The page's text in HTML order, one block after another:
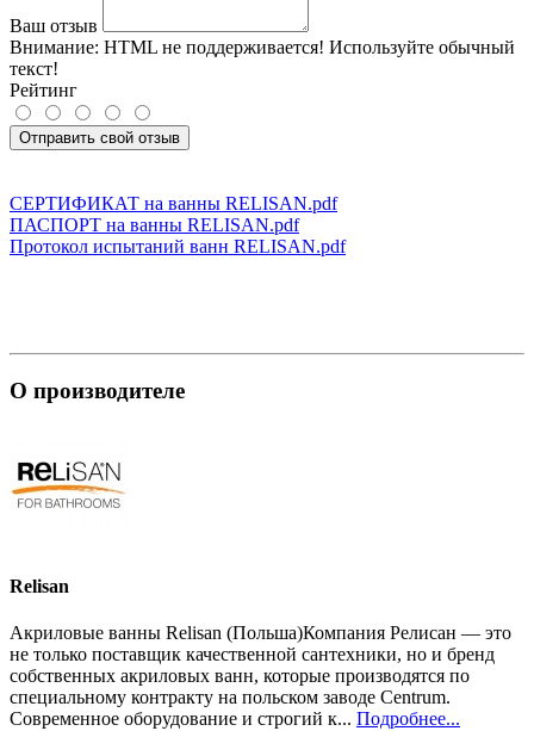
Ваш отзыв
Внимание: HTML не поддерживается! Используйте обычный
текст!
Рейтинг
Отправить свой отзыв
СЕРТИФИКАТ на ванны RELISAN.pdf
ПАСПОРТ на ванны RELISAN.pdf
Протокол испытаний ванн RELISAN.pdf
О производителе
Relisan
Акриловые ванны Relisan (Польша)Компания Релисан — это
не только поставщик качественной сантехники, но и бренд
собственных акриловых ванн, которые производятся по
специальному контракту на польском заводе Centrum.
Современное оборудование и строгий к... Подробнее...